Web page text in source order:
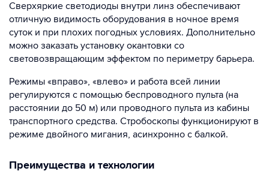
Сверхяркие светодиоды внутри линз обеспечивают
отличную видимость оборудования в ночное время
суток и при плохих погодных условиях. Дополнительно
можно заказать установку окантовки со
световозвращающим эффектом по периметру барьера.
Режимы «вправо», «влево» и работа всей линии
регулируются с помощью беспроводного пульта (на
расстоянии до 50 м) или проводного пульта из кабины
транспортного средства. Стробоскопы функционируют в
режиме двойного мигания, асинхронно с балкой.
Преимущества и технологии